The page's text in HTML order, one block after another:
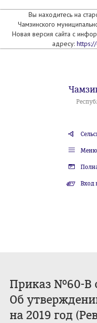
Вы находитесь на
Чамзинского
Новая версия сайта с
адресу:
Меню
Вход
Приказ №60-В
Об
на 2019 год